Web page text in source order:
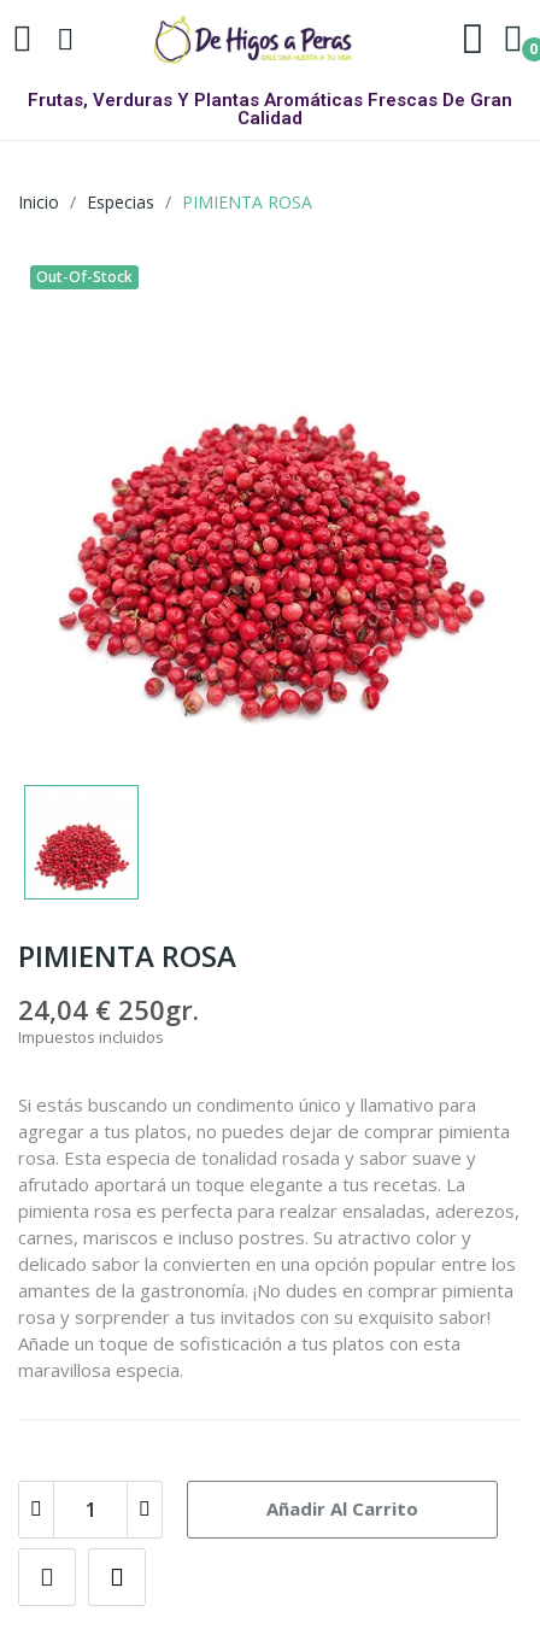
0
Frutas, Verduras Y Plantas Aromáticas Frescas De Gran
Calidad
Inicio Especias PIMIENTA ROSA
Out-Of-Stock
PIMIENTA ROSA
24,04 € 250gr.
Impuestos incluidos
Si estás buscando un condimento único y llamativo para
agregar a tus platos, no puedes dejar de comprar pimienta
rosa. Esta especia de tonalidad rosada y sabor suave y
afrutado aportará un toque elegante a tus recetas. La
pimienta rosa es perfecta para realzar ensaladas, aderezos,
carnes, mariscos e incluso postres. Su atractivo color y
delicado sabor la convierten en una opción popular entre los
amantes de la gastronomía. ¡No dudes en comprar pimienta
rosa y sorprender a tus invitados con su exquisito sabor!
Añade un toque de sofisticación a tus platos con esta
maravillosa especia.
Añadir Al Carrito